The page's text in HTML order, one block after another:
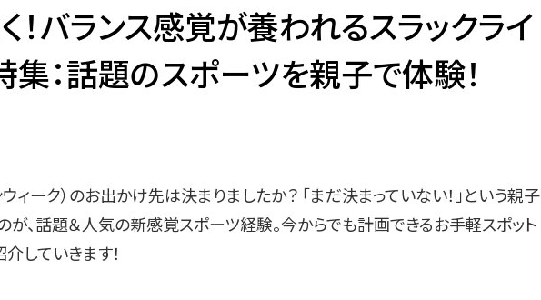
！バランス感覚が養われるスラックライ
：話題のスポーツを親子で体験！
ィーク）のお出かけ先は決まりましたか？ 「まだ決まっていない！」という親子
が、話題＆人気の新感覚スポーツ経験。今からでも計画できるお手軽スポット
していきます！